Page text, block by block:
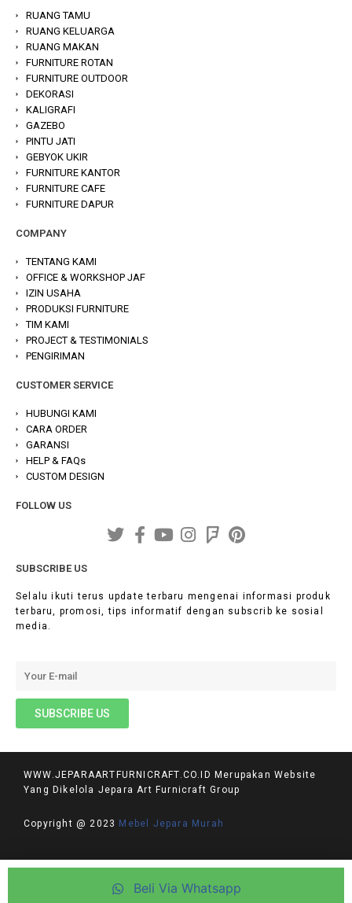
Beli Via Whatsapp
RUANG TAMU
RUANG KELUARGA
RUANG MAKAN
FURNITURE ROTAN
FURNITURE OUTDOOR
DEKORASI
KALIGRAFI
GAZEBO
PINTU JATI
GEBYOK UKIR
FURNITURE KANTOR
FURNITURE CAFE
FURNITURE DAPUR
COMPANY
TENTANG KAMI
OFFICE & WORKSHOP JAF
IZIN USAHA
PRODUKSI FURNITURE
TIM KAMI
PROJECT & TESTIMONIALS
PENGIRIMAN
CUSTOMER SERVICE
HUBUNGI KAMI
CARA ORDER
GARANSI
HELP & FAQs
CUSTOM DESIGN
FOLLOW US
SUBSCRIBE US
Selalu ikuti terus update terbaru mengenai informasi produk
terbaru, promosi, tips informatif dengan subscrib ke sosial
media.
WWW.JEPARAARTFURNICRAFT.CO.ID Merupakan Website
Yang Dikelola Jepara Art Furnicraft Group
Copyright @ 2023 Mebel Jepara Murah
PRIVACY POLICY
TERMS AND CONDITIONS